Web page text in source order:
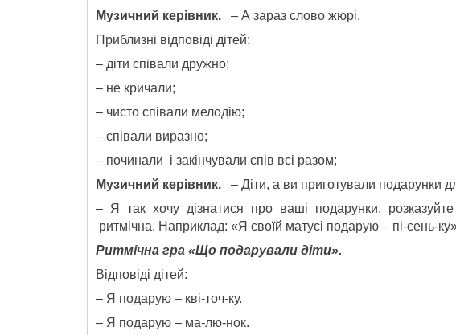
Музичний керівник.
– А зараз слово жюрі.
Приблизні відповіді дітей:
– діти співали дружно;
– не кричали;
– чисто співали мелодію;
– співали виразно;
– починали і закінчували спів всі разом;
Музичний керівник.
– Діти, а ви приготували подарунки
– Я так хочу дізнатися про ваші подарунки,
ритмічна. Наприклад: «Я своїй матусі подарую – пі-сень-
Ритмічна гра «Що подарували діти».
Відповіді дітей:
– Я подарую – кві-точ-ку.
– Я подарую – ма-лю-нок.